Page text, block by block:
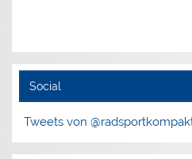
Social
Tweets von